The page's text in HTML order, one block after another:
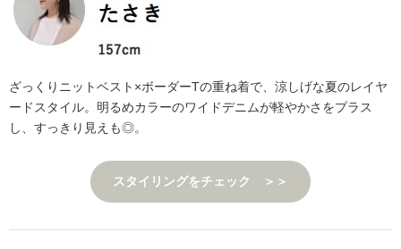
ざっくりニットベスト×ボーダーTの重ね着で、涼しげな夏のレイヤ
ードスタイル。明るめカラーのワイドデニムが軽やかさをプラス
し、すっきり見えも◎。
スタイリングをチェック ＞＞